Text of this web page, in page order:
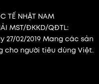
TẾ NHẬT NAM
MST/ĐKKD/QĐTL:
27/02/2019 Mang các sản
cho người tiêu dùng Việt.